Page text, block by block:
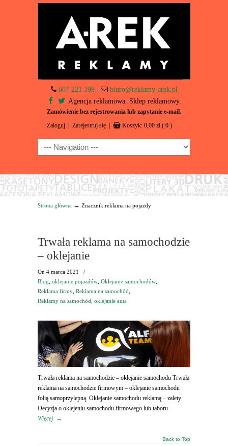
607 221 399
biuro@reklamy-arek.pl
Agencja reklamowa. Sklep reklamowy.
Zamówienie bez rejestrowania lub zapytanie e-mail.
Zaloguj Zarejestruj się Koszyk: 0,00 zł ( 0 )
Navigation
Strona główna → Znacznik:reklama na pojazdy
Trwała reklama na samochodzie
– oklejanie
On 4 marca 2021
/
Blog oklejanie pojazdów Oklejanie samochodów
Reklama firmy Reklama na samochód
Reklamy na samochód, oklejanie auta
Trwała reklama na samochodzie – oklejanie samochodu Trwała
reklama na samochodzie firmowym – oklejanie samochodu
folią samoprzylepną. Oklejanie samochodu reklamą – zalety
Decyzja o oklejeniu samochodu firmowego lub taboru
Więcej →
Back to Top